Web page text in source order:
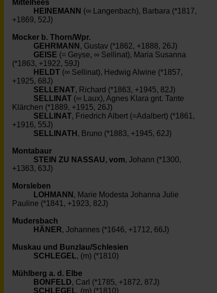
Mittelhees
HEINEMANN (∞ Langenbach), Barbara (*1817,
+1869, 52J)
Mocker b. Thorn/Wpr.
GEHRMANN , Gustav (*1862, +1888, 26J)
GEISE (= Geyse, ∞ Sellinat), Maria Susanna
(*1863, +1922, 59J)
HELDT (∞ Sellinat), Hedwig Alwine (*1857,
+1925, 68J)
SELLENAT, Richard (*1863, +1945, 82J)
SELLINAT (∞ Laux), Agnes Klara gnt. Tante
Klärchen (*1889, +1915, 26J)
SELLINAT, Friedrich Albert (=Adalbert) (*1861,
+1916, 55J)
SELLINATH , Bruno (*1883, +1945, 62J)
Montabaur
STEIN ZU NASSAU, vom, Johann (*1300,
+1363, 63J)
Morsleben
LOHMANN , Marie Modesta Johanna Julie
Pauline (*1841, +1923, 82J)
Mudersbach
HÄNER, Johannes (*1646, +1712, 66J)
Muskau und Bunzlau/Schlesien
SCHLEGEL, (m) (*1810)
Mühlberg a. d. Elbe
BONFELD, Carl (*1785, +1872, 87J)
SCHLEGEL, (m) (*1810)